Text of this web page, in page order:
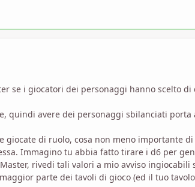
se i giocatori dei personaggi hanno scelto di
quindi avere dei personaggi sbilanciati
di ruolo, cosa non meno importante
Immagino tu abbia fatto tirare i d6 per
rivedi tali valori a mio avviso ingiocabili
parte dei tavoli di gioco (ed il tuo